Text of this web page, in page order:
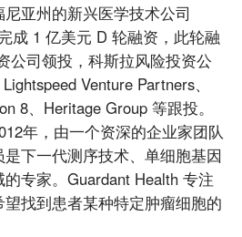
亚州的新兴医学技术公司
成 1 亿美元 D 轮融资，此轮融
公司领投，科斯拉风险投资公
Venture Partners、
8、Heritage Group 等跟投。
年，由一个资深的企业家团队
下一代测序技术、单细胞基因
专家。Guardant Health 专注
找到患者某种特定肿瘤细胞的